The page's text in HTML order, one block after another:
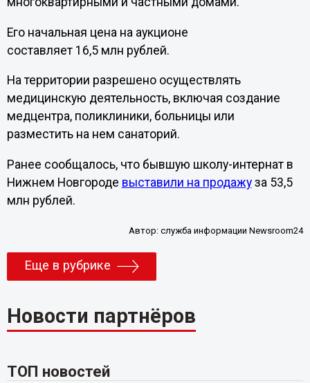
Его начальная цена на аукционе
составляет 16,5 млн рублей.
На территории разрешено осуществлять
медицинскую деятельность, включая создание
медцентра, поликлиники, больницы или
разместить на нем санаторий.
Ранее сообщалось, что бывшую школу-интернат в
Нижнем Новгороде выставили на продажуза 53,5
млн рублей.
Автор:служба информации Newsroom24
Еще в рубрике
Новости партнёров
ТОП новостей